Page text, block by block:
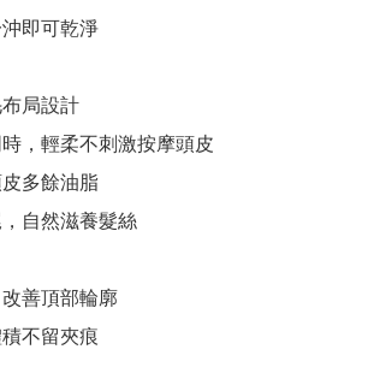
即可乾淨
局設計
，輕柔不刺激按摩頭皮
多餘油脂
自然滋養髮絲
善頂部輪廓
不留夾痕